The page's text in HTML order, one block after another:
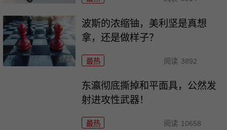
波斯的浓缩铀，美利坚是真想
拿，还是做样子？
最热 阅读 3892
东瀛彻底撕掉和平面具，公然发
射进攻性武器！
最热 阅读 10658